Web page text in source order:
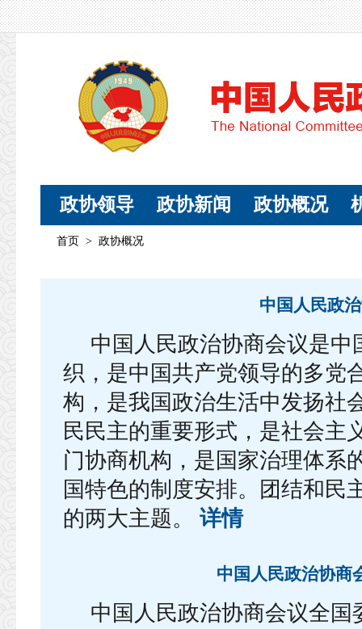
政协领导 政协新闻 政协概况
首页 > 政协概况
中国人民政
中国人民政治协商会议是
织，是中国共产党领导的多党
构，是我国政治生活中发扬社
民民主的重要形式，是社会主
门协商机构，是国家治理体系
国特色的制度安排。团结和民
的两大主题。 详情
中国人民政治协商
中国人民政治协商会议全